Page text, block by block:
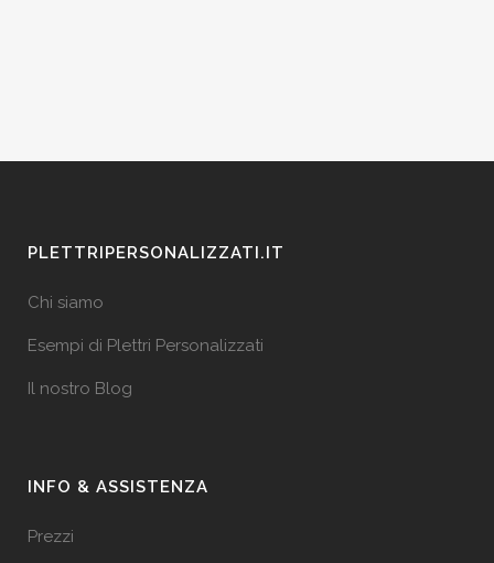
PLETTRIPERSONALIZZATI.IT
Chi siamo
Esempi di Plettri Personalizzati
Il nostro Blog
INFO & ASSISTENZA
Prezzi